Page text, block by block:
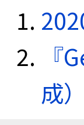
『
成）